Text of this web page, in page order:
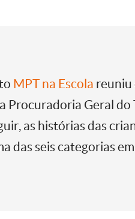
MPT na Escola reuniu
Procuradoria Geral do
as histórias das
das seis categorias